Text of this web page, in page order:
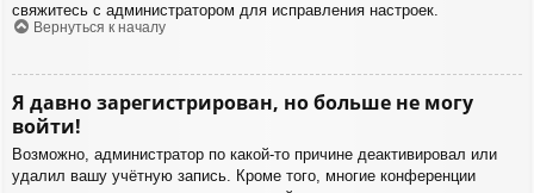
свяжитесь с администратором для исправления настроек.
Вернуться к началу
Я давно зарегистрирован, но больше не могу
войти!
Возможно, администратор по какой-то причине деактивировал или
удалил вашу учётную запись. Кроме того, многие конференции